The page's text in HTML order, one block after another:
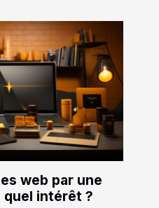
web par une
quel intérêt ?